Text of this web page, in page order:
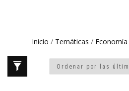
Inicio / Temáticas / Economía